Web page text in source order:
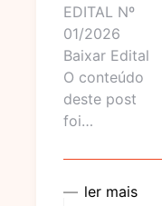
EDITAL Nº
01/2026
Baixar Edital
O conteúdo
deste post
foi…
ler mais